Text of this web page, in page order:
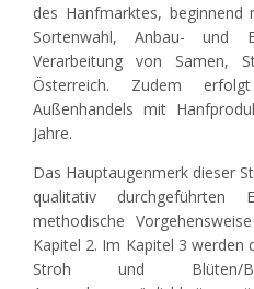
des Hanfmarktes,
Sortenwahl, Anbau- und
Verarbeitung von Samen,
Österreich. Zudem
Außenhandels mit
Jahre.
Das Hauptaugenmerk dieser
qualitativ durchgeführten
methodische
Kapitel 2. Im Kapitel 3 werden
Stroh und Blüten/